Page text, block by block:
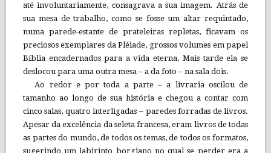
até involuntariamente, consagrava a sua imagem. Atrás de
sua mesa de trabalho, como se fosse um altar requintado,
numa parede-estante de prateleiras repletas, ficavam os
preciosos exemplares da Pléiade, grossos volumes em papel
Bíblia encadernados para a vida eterna. Mais tarde ela se
deslocou para uma outra mesa – a da foto – na sala dois.
Ao redor e por toda a parte – a livraria oscilou de
tamanho ao longo de sua história e chegou a contar com
cinco salas, quatro interligadas – paredes forradas de livros.
Apesar da excelência da seleta francesa, eram livros de todas
as partes do mundo, de todos os temas, de todos os formatos,
sugerindo um labirinto borgiano no qual se perder era a